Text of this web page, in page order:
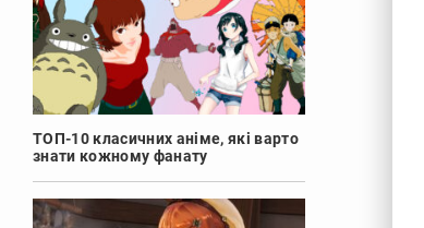
ТОП-10 класичних аніме, які варто
знати кожному фанату